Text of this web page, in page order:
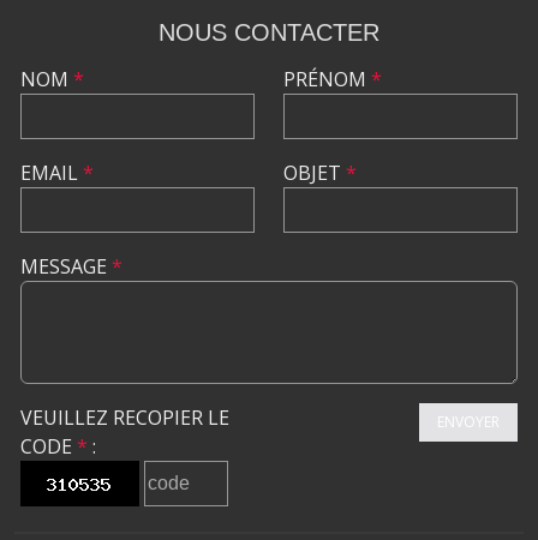
NOUS CONTACTER
NOM *
EMAIL*
PRÉNOM *
OBJET *
MESSAGE *
VEUILLEZ RECOPIER LE
CODE * :
ENVOYER